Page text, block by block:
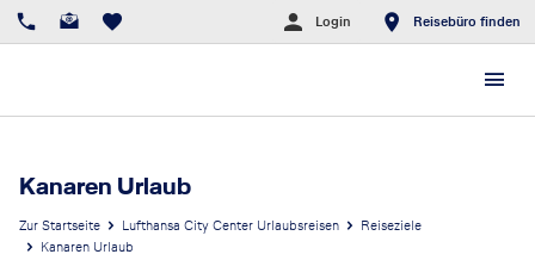
Login Reisebüro finden
Kanaren Urlaub
Zur Startseite Lufthansa City Center Urlaubsreisen
Reiseziele
Kanaren Urlaub